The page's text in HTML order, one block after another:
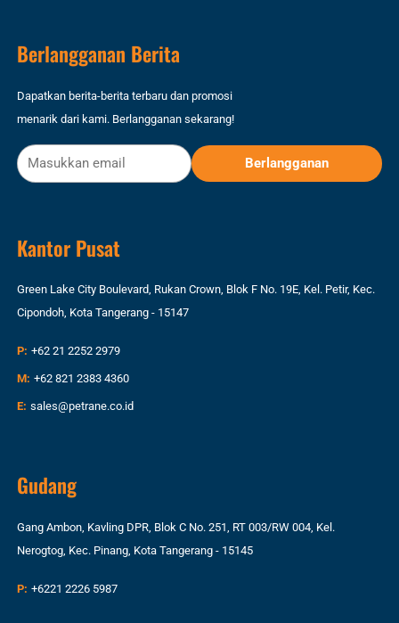
Berlangganan Berita
Dapatkan berita-berita terbaru dan promosi
menarik dari kami. Berlangganan sekarang!
Kantor Pusat
Green Lake City Boulevard, Rukan Crown, Blok F No. 19E, Kel. Petir, Kec.
Cipondoh, Kota Tangerang - 15147
P: +62 21 2252 2979
M: +62 821 2383 4360
E: sales@petrane.co.id
Gudang
Gang Ambon, Kavling DPR, Blok C No. 251, RT 003/RW 004, Kel.
Nerogtog, Kec. Pinang, Kota Tangerang - 15145
P: +6221 2226 5987